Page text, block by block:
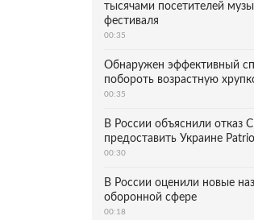
тысячами посетителей
фестиваля
00:35
Обнаружен эффективный
побороть возрастную
00:35
В России объяснили отказ
предоставить Украине
00:30
В России оценили новые
оборонной сфере
00:18